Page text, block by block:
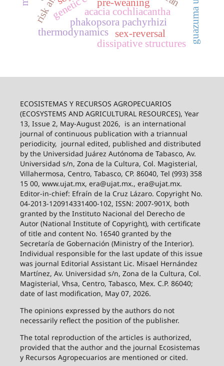
phakopsora pachyrhizi
acacia cochliacantha
thermodynamics
dissipative structures
sex-reversal
pre-weaning
ECOSISTEMAS Y RECURSOS AGROPECUARIOS
(ECOSYSTEMS AND AGRICULTURAL RESOURCES), Year
13, Issue 2, May-August 2026, is an international
journal of continuous publication with a triannual
periodicity, journal edited, published and distributed
by the Universidad Juárez Autónoma de Tabasco, Av.
Universidad s/n, Zona de la Cultura, Col. Magisterial,
Villahermosa, Centro, Tabasco, CP. 86040, Tel (993) 358
15 00, www.ujat.mx, era@ujat.mx., era@ujat.mx.
Editor-in-chief: Efraín de la Cruz Lázaro. Copyright No.
04-2013-120914331400-102, ISSN: 2007-901X, both
granted by the Instituto Nacional del Derecho de
Autor (National Institute of Copyright), with certificate
of title and content No. 16540 granted by the
Secretaría de Gobernación (Ministry of the Interior).
Individual responsible for the last update of this issue
was journal Editorial Assistant Lic. Misael Hernández
Martínez, Av. Universidad s/n, Zona de la Cultura, Col.
Magisterial, Vhsa, Centro, Tabasco, Mex. C.P. 86040;
date of last modification, May 07, 2026.
The opinions expressed by the authors do not
necessarily reflect the position of the publisher.
The total reproduction of the articles is authorized,
provided that the author and the journal Ecosistemas
y Recursos Agropecuarios are mentioned or cited.